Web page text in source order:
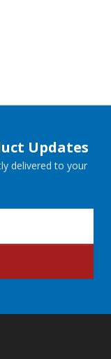
Updates
delivered to your